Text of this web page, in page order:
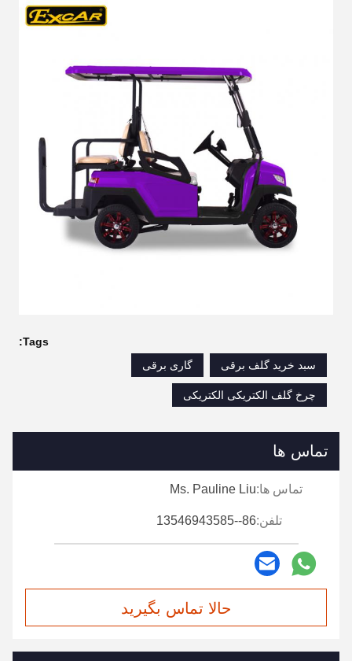
Tags:
سبد خرید گلف برقی
گاری برقی
چرخ گلف الکتریکی الکتریکی
تماس ها
تماس ها:Ms. Pauline Liu
تلفن:86--13546943585
حالا تماس بگیرید